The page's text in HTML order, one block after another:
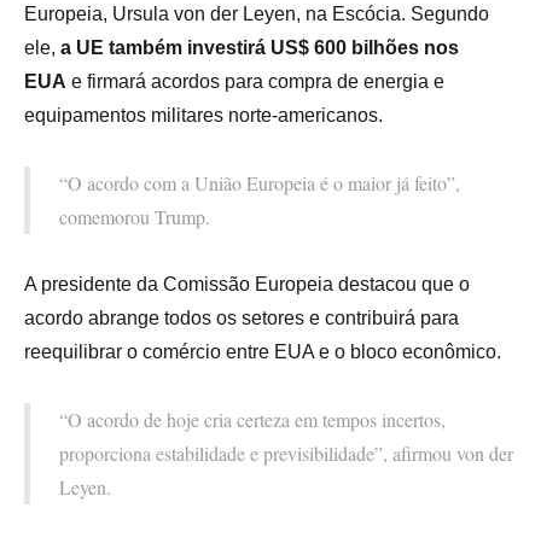
Europeia, Ursula von der Leyen, na Escócia. Segundo
ele, a UE também investirá US$ 600 bilhões nos
EUA e firmará acordos para compra de energia e
equipamentos militares norte-americanos.
“O acordo com a União Europeia é o maior já feito”,
comemorou Trump.
A presidente da Comissão Europeia destacou que o
acordo abrange todos os setores e contribuirá para
reequilibrar o comércio entre EUA e o bloco econômico.
“O acordo de hoje cria certeza em tempos incertos,
proporciona estabilidade e previsibilidade”, afirmou von der
Leyen.